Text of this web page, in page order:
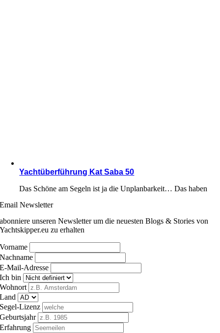
Yachtüberführung Kat Saba 50
Das Schöne am Segeln ist ja die Unplanbarkeit… Das haben
Email Newsletter
abonniere unseren Newsletter um die neuesten Blogs & Stories von
Yachtskipper.eu zu erhalten
Vorname
Nachname
E-Mail-Adresse
Ich bin
Wohnort
Land
Segel-Lizenz
Geburtsjahr
Erfahrung